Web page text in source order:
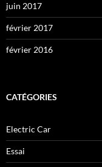
juin 2017
février 2017
février 2016
CATÉGORIES
Electric Car
Essai